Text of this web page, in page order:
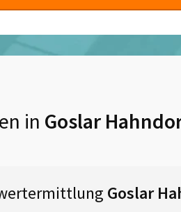
in Goslar
Goslar